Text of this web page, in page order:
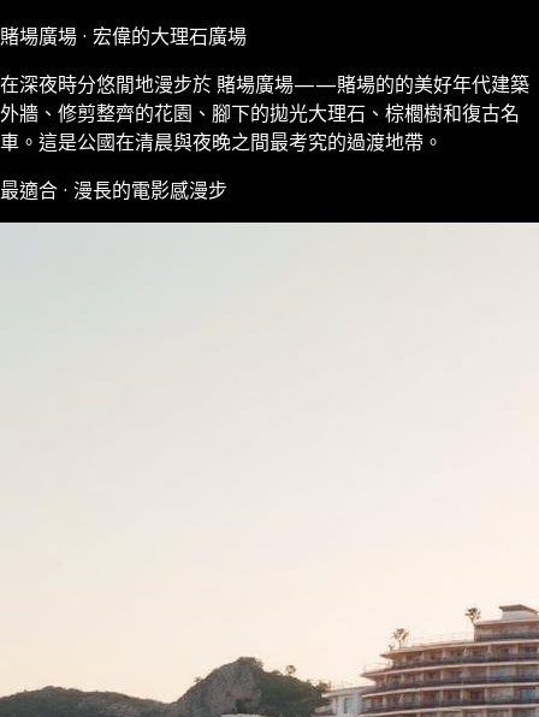
賭場廣場 · 宏偉的大理石廣場
在深夜時分悠閒地漫步於 賭場廣場——賭場的的美好年代建築
外牆、修剪整齊的花園、腳下的拋光大理石、棕櫚樹和復古名
車。這是公國在清晨與夜晚之間最考究的過渡地帶。
最適合 · 漫長的電影感漫步